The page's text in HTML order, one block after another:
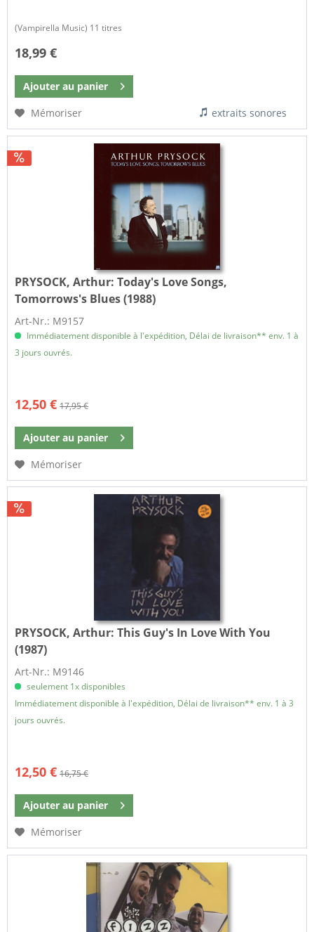
​(Vampirella Music) 11 titres
18,99 €
Ajouter au panier
Mémoriser
extraits sonores
PRYSOCK, Arthur: Today's Love Songs,
Tomorrows's Blues (1988)
Art-Nr.: M9157
Immédiatement disponible à l'expédition, Délai de livraison** env. 1 à
3 jours ouvrés.
12,50 € 17,95 €
Ajouter au panier
Mémoriser
PRYSOCK, Arthur: This Guy's In Love With You
(1987)
Art-Nr.: M9146
seulement 1x disponibles
Immédiatement disponible à l'expédition, Délai de livraison** env. 1 à 3
jours ouvrés.
12,50 € 16,75 €
Ajouter au panier
Mémoriser